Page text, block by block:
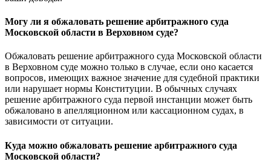
Могу ли я обжаловать решение арбитражного суда
Московской области в Верховном суде?
Обжаловать решение арбитражного суда Московской области
в Верховном суде можно только в случае, если оно касается
вопросов, имеющих важное значение для судебной практики
или нарушает нормы Конституции. В обычных случаях
решение арбитражного суда первой инстанции может быть
обжаловано в апелляционном или кассационном судах, в
зависимости от ситуации.
Куда можно обжаловать решение арбитражного суда
Московской области?